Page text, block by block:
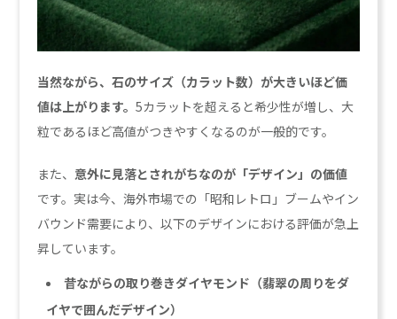
当然ながら、石のサイズ（カラット数）が大きいほど価
値は上がります。5カラットを超えると希少性が増し、大
粒であるほど高値がつきやすくなるのが一般的です。
また、 意外に見落とされがちなのが「デザイン」の価値
です。実は今、海外市場での「昭和レトロ」ブームやイン
バウンド需要により、以下のデザインにおける評価が急上
昇しています。
昔ながらの取り巻きダイヤモンド（翡翠の周りをダ
イヤで囲んだデザイン）